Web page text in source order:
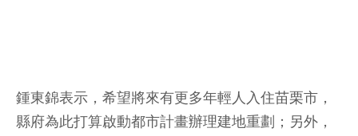
鍾東錦表示，希望將來有更多年輕人入住苗栗市，
縣府為此打算啟動都市計畫辦理建地重劃；另外，